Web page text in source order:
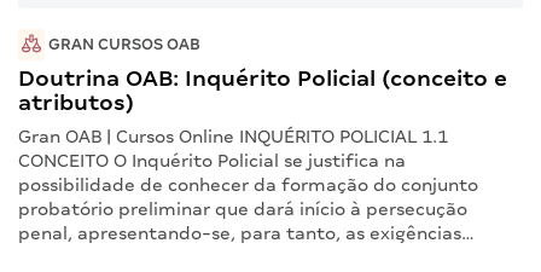
GRAN CURSOS OAB
Doutrina OAB: Inquérito Policial (conceito e
atributos)
Gran OAB | Cursos Online INQUÉRITO POLICIAL 1.1
CONCEITO O Inquérito Policial se justifica na
possibilidade de conhecer da formação do conjunto
probatório preliminar que dará início à persecução
penal, apresentando-se, para tanto, as exigências…